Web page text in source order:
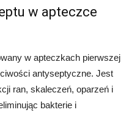
w apteczce
w apteczkach pierwszej
antyseptyczne. Jest
ran, skaleczeń, oparzeń i
bakterie i